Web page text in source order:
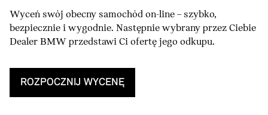
Wyceń swój obecny samochód on-line – szybko,
bezpiecznie i wygodnie. Następnie wybrany przez Ciebie
Dealer BMW przedstawi Ci ofertę jego odkupu.
ROZPOCZNIJ WYCENĘ